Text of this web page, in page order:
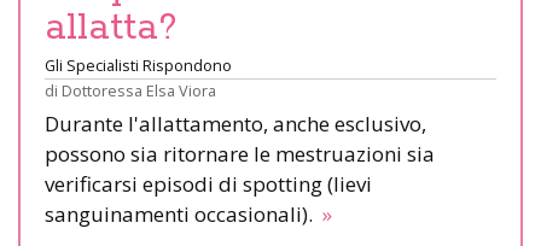
allatta?
Gli Specialisti Rispondono
di Dottoressa Elsa Viora
Durante l'allattamento, anche esclusivo,
possono sia ritornare le mestruazioni sia
verificarsi episodi di spotting (lievi
sanguinamenti occasionali). »